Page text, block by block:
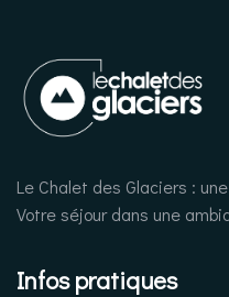
Le Chalet des Glaciers :
Votre séjour dans une
Infos pratiques